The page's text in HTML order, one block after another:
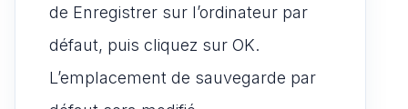
de Enregistrer sur l’ordinateur par
défaut, puis cliquez sur OK.
L’emplacement de sauvegarde par